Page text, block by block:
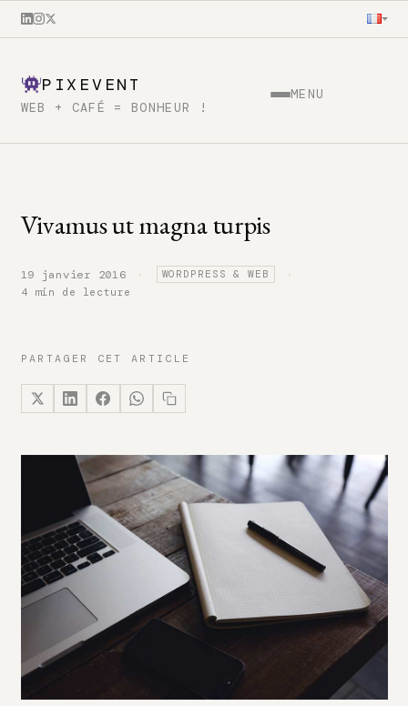
PIXEVENT
WEB + CAFÉ = BONHEUR !
MENU
Vivamus ut magna turpis
19 janvier 2016 · WORDPRESS & WEB ·
4 min de lecture
PARTAGER CET ARTICLE